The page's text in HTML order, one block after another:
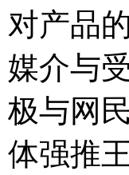
对产品
媒介与
极与网
体强推